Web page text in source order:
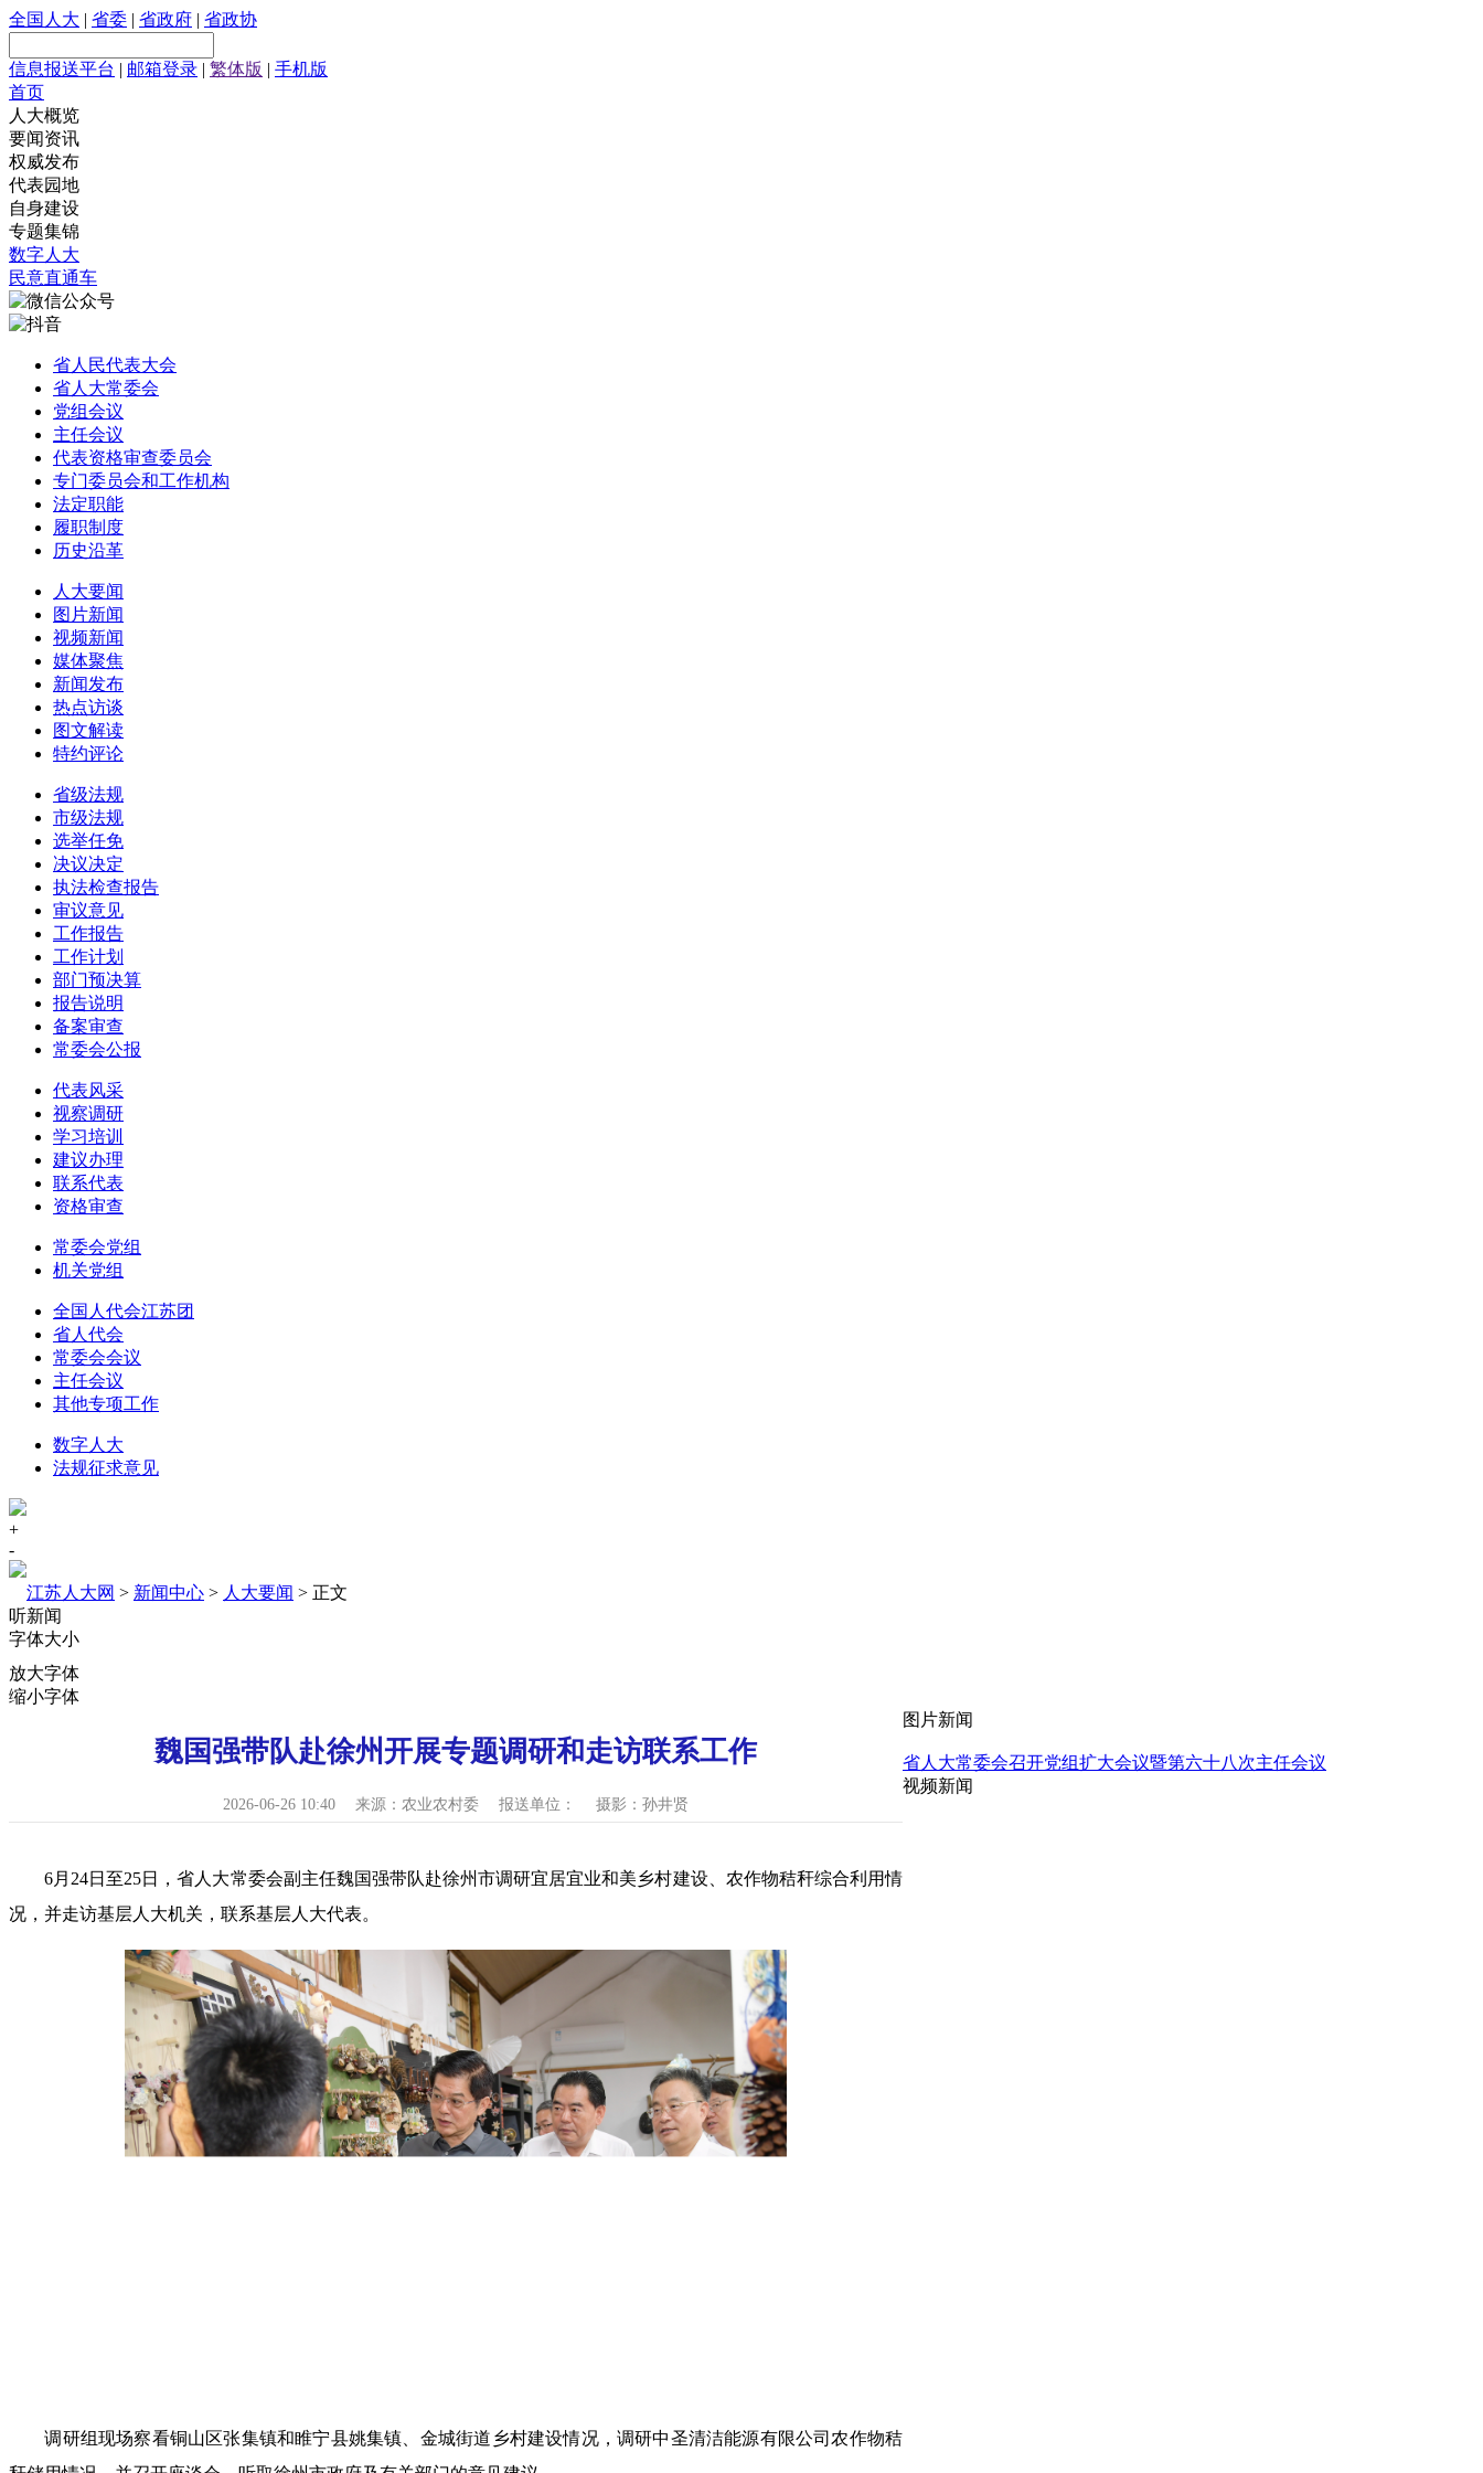
全国人大 | 省委 | 省政府 | 省政协
信息报送平台 | 邮箱登录 | 繁体版 | 手机版
首页
人大概览
要闻资讯
权威发布
代表园地
自身建设
专题集锦
数字人大
民意直通车
省人民代表大会
省人大常委会
党组会议
主任会议
代表资格审查委员会
专门委员会和工作机构
法定职能
履职制度
历史沿革
人大要闻
图片新闻
视频新闻
媒体聚焦
新闻发布
热点访谈
图文解读
特约评论
省级法规
市级法规
选举任免
决议决定
执法检查报告
审议意见
工作报告
工作计划
部门预决算
报告说明
备案审查
常委会公报
代表风采
视察调研
学习培训
建议办理
联系代表
资格审查
常委会党组
机关党组
全国人代会江苏团
省人代会
常委会会议
主任会议
其他专项工作
数字人大
法规征求意见
+
-
江苏人大网 > 新闻中心 > 人大要闻 > 正文
听新闻
字体大小
放大字体
缩小字体
魏国强带队赴徐州开展专题调研和走访联系工作
2026-06-26 10:40 来源：农业农村委 报送单位： 摄影：孙井贤
6月24日至25日，省人大常委会副主任魏国强带队赴徐州市调研宜居宜业和美乡村建设、农作物秸秆综合利用情
况，并走访基层人大机关，联系基层人大代表。
调研组现场察看铜山区张集镇和睢宁县姚集镇、金城街道乡村建设情况，调研中圣清洁能源有限公司农作物秸
图片新闻
省人大常委会召开党组扩大会议暨第六十八次主任会议
视频新闻